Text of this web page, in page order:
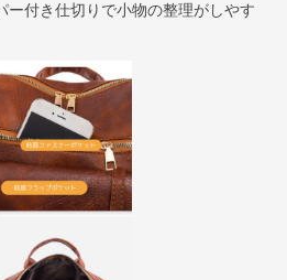
ー付き仕切りで小物の整理がしやす